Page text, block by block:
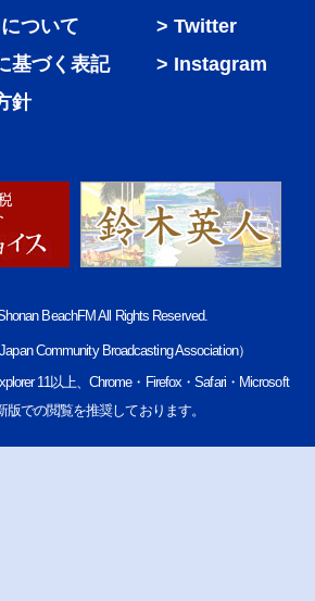
ついて
基づく表記
針
Twitter
Instagram
BeachFM All Rights Reserved.
Community Broadcasting Association）
11以上、Chrome・Firefox・Safari・Microsoft
版での閲覧を推奨しております。